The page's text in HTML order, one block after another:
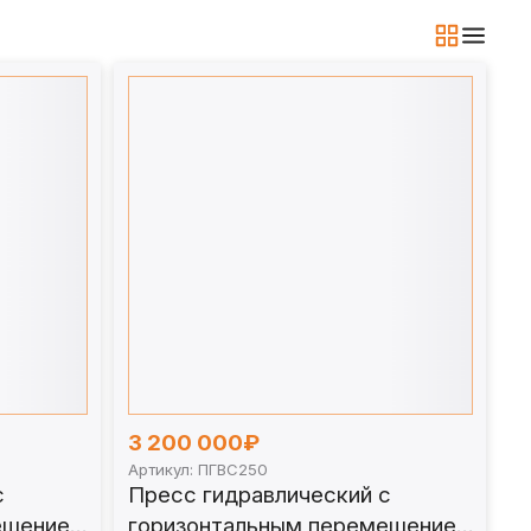
3 200 000₽
Артикул: ПГВС250
Пресс гидравлический с